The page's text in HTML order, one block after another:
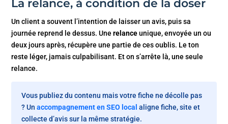
La relance, à condition de la doser
Un client a souvent l’intention de laisser un avis, puis sa
journée reprend le dessus. Unerelanceunique, envoyée un ou
deux jours après, récupère une partie de ces oublis. Le ton
reste léger, jamais culpabilisant. Et on s’arrête là, une seule
relance.
Vous publiez du contenu mais votre fiche ne décolle pas
? Unaccompagnement en SEO local aligne fiche, site et
collecte d’avis sur la même stratégie.